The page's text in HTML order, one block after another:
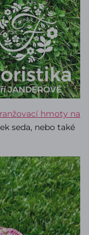
hmoty na
seda, nebo také